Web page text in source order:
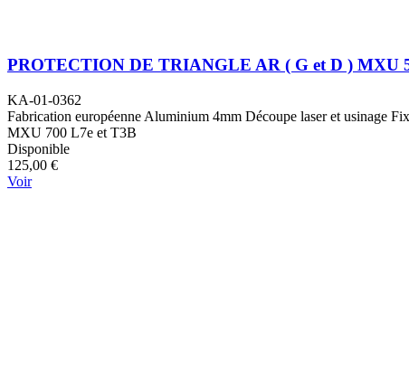
PROTECTION DE TRIANGLE AR ( G et D ) MXU
KA-01-0362
Fabrication européenne Aluminium 4mm Découpe laser et usinage
MXU 700 L7e et T3B
Disponible
125,00 €
Voir